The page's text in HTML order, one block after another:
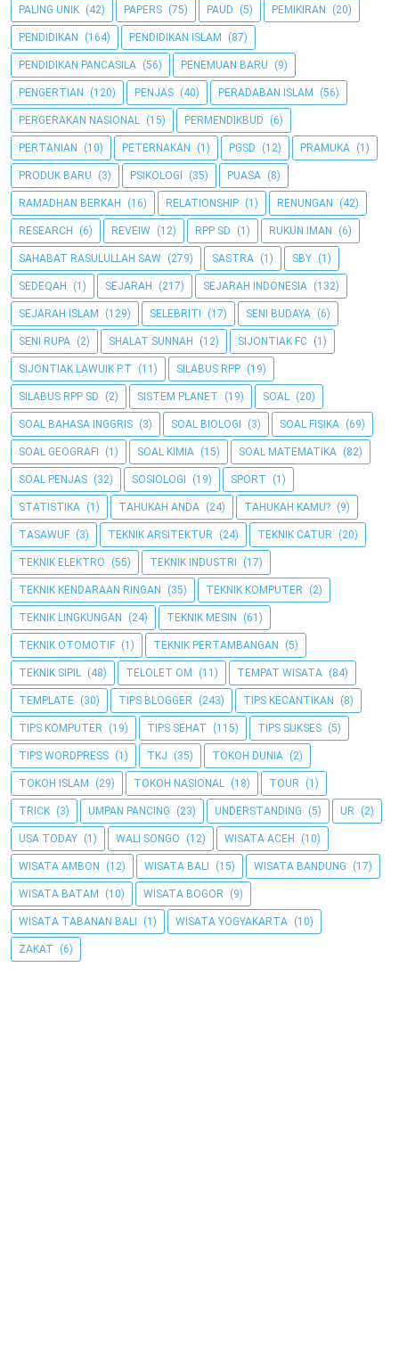
PALING UNIK (42) PAPERS (75) PAUD (5) PEMIKIRAN (20)
PENDIDIKAN (164) PENDIDIKAN ISLAM (87)
PENDIDIKAN PANCASILA (56) PENEMUAN BARU (9)
PENGERTIAN (120) PENJAS (40) PERADABAN ISLAM (56)
PERGERAKAN NASIONAL (15) PERMENDIKBUD (6)
PERTANIAN (10) PETERNAKAN (1) PGSD (12) PRAMUKA (1)
PRODUK BARU (3) PSIKOLOGI (35) PUASA (8)
RAMADHAN BERKAH (16) RELATIONSHIP (1) RENUNGAN (42)
RESEARCH (6) REVEIW (12) RPP SD (1) RUKUN IMAN (6)
SAHABAT RASULULLAH SAW (279) SASTRA (1) SBY (1)
SEDEQAH (1) SEJARAH (217) SEJARAH INDONESIA (132)
SEJARAH ISLAM (129) SELEBRITI (17) SENI BUDAYA (6)
SENI RUPA (2) SHALAT SUNNAH (12) SIJONTIAK FC (1)
SIJONTIAK LAWUIK P.T (11) SILABUS RPP (19)
SILABUS RPP SD (2) SISTEM PLANET (19) SOAL (20)
SOAL BAHASA INGGRIS (3) SOAL BIOLOGI (3) SOAL FISIKA (69)
SOAL GEOGRAFI (1) SOAL KIMIA (15) SOAL MATEMATIKA (82)
SOAL PENJAS (32) SOSIOLOGI (19) SPORT (1)
STATISTIKA (1) TAHUKAH ANDA (24) TAHUKAH KAMU? (9)
TASAWUF (3) TEKNIK ARSITEKTUR (24) TEKNIK CATUR (20)
TEKNIK ELEKTRO (55) TEKNIK INDUSTRI (17)
TEKNIK KENDARAAN RINGAN (35) TEKNIK KOMPUTER (2)
TEKNIK LINGKUNGAN (24) TEKNIK MESIN (61)
TEKNIK OTOMOTIF (1) TEKNIK PERTAMBANGAN (5)
TEKNIK SIPIL (48) TELOLET OM (11) TEMPAT WISATA (84)
TEMPLATE (30) TIPS BLOGGER (243) TIPS KECANTIKAN (8)
TIPS KOMPUTER (19) TIPS SEHAT (115) TIPS SUKSES (5)
TIPS WORDPRESS (1) TKJ (35) TOKOH DUNIA (2)
TOKOH ISLAM (29) TOKOH NASIONAL (18) TOUR (1)
TRICK (3) UMPAN PANCING (23) UNDERSTANDING (5) UR (2)
USA TODAY (1) WALI SONGO (12) WISATA ACEH (10)
WISATA AMBON (12) WISATA BALI (15) WISATA BANDUNG (17)
WISATA BATAM (10) WISATA BOGOR (9)
WISATA TABANAN BALI (1) WISATA YOGYAKARTA (10)
ZAKAT (6)